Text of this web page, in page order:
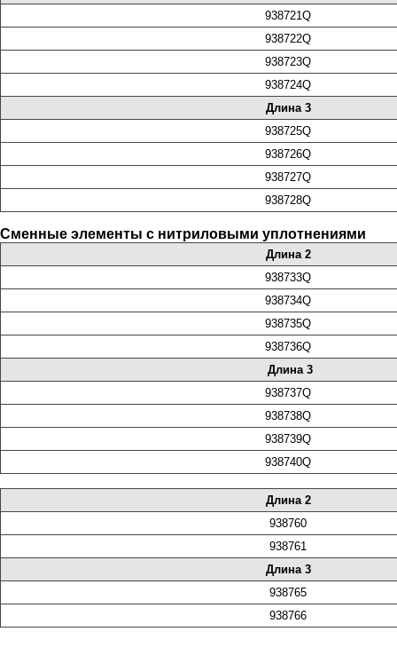
938721Q
938722Q
938723Q
938724Q
Длина 3
938725Q
938726Q
938727Q
938728Q
Сменные элементы с нитриловыми уплотнениями
Длина 2
938733Q
938734Q
938735Q
938736Q
Длина 3
938737Q
938738Q
938739Q
938740Q
Длина 2
938760
938761
Длина 3
938765
938766